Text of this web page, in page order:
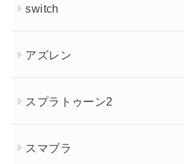
switch
アズレン
スプラトゥーン2
スマブラ